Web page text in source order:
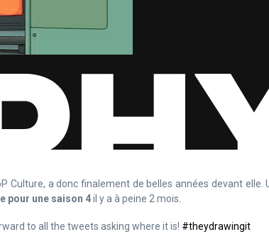
Culture, a donc finalement de belles années devant elle.
pour une saison 4il y a à peine 2 mois.
to all the tweets asking where it is! #theydrawingit